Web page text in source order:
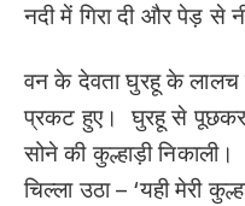
नदी में गिरा दी और पेड़ से
वन के देवता घुरहू के
प्रकट हुए। घुरहू से पूछकर
सोने की कुल्हाड़ी
चिल्ला उठा – ‘यही मेरी